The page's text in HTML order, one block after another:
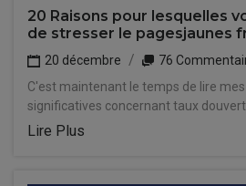
20 Raisons pour lesquelles
de stresser le pagesjaunes
20 décembre
76
C'est maintenant le temps de lire
significatives concernant taux
Lire Plus